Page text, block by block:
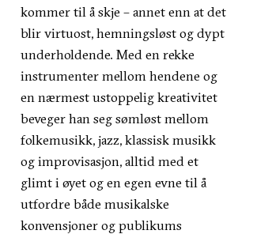
kommer til å skje – annet enn at det
blir virtuost, hemningsløst og dypt
underholdende. Med en rekke
instrumenter mellom hendene og
en nærmest ustoppelig kreativitet
beveger han seg sømløst mellom
folkemusikk, jazz, klassisk musikk
og improvisasjon, alltid med et
glimt i øyet og en egen evne til å
utfordre både musikalske
konvensjoner og publikums